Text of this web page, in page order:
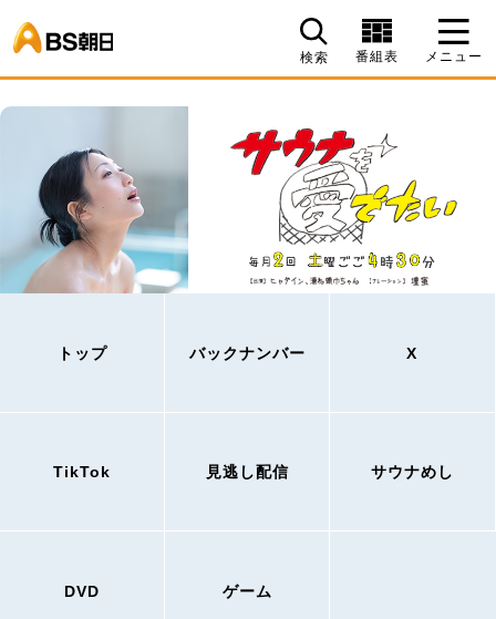
検索 番組表 メニュー
トップ バックナンバー X
TikTok 見逃し配信 サウナめし
DVD ゲーム